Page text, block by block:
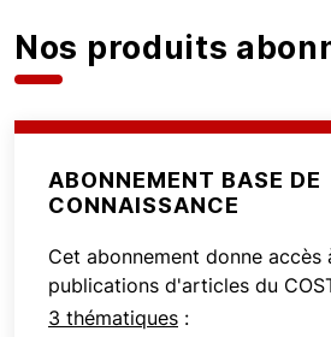
Nos produits
ABONNEMENT BASE DE
CONNAISSANCE
Cet abonnement donne accès
publications d'articles du
3 thématiques :